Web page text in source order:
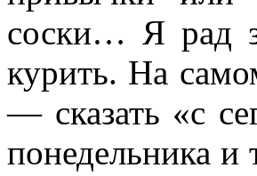
соски… Я рад
курить. На
— сказать «с
понедельника и